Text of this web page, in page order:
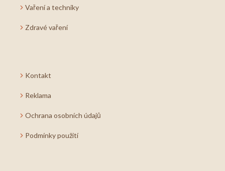
Vaření a techniky
Zdravé vaření
Kontakt
Reklama
Ochrana osobních údajů
Podmínky použití